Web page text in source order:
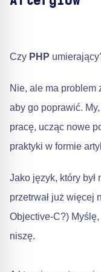
Czy PHP
Nie, ale ma problem
aby go poprawić.
pracę, ucząc nowe
praktyki w formie
Jako język, który był
przetrwał już więcej
Objective-C?)
niszę.